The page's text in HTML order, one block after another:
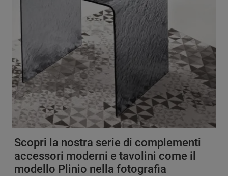
Scopri la nostra serie di complementi
accessori moderni e tavolini come il
modello Plinio nella fotografia